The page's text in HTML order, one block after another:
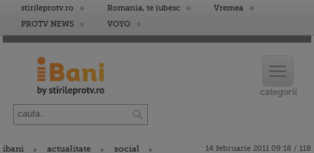
stirileprotv.ro Romania, te iubesc
Vremea
PROTV NEWS
VOYO
ibani actualitate social
14 februarie 2011 09:18 / 118